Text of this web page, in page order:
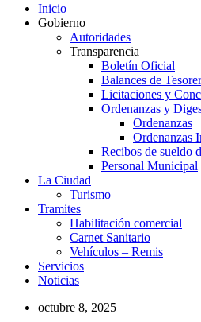
Inicio
Gobierno
Autoridades
Transparencia
Boletín Oficial
Balances de
Licitaciones y
Ordenanzas y
Ordenanzas
Ordenanzas
Recibos de sueldo
Personal Municipal
La Ciudad
Turismo
Tramites
Habilitación comercial
Carnet Sanitario
Vehículos – Remis
Servicios
Noticias
octubre 8, 2025